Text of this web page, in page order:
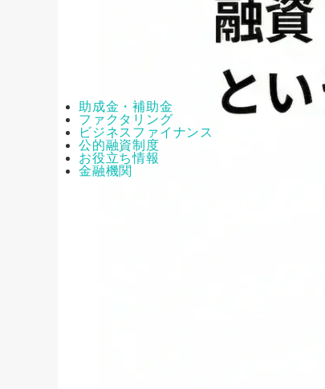
助成金・補助金
ファクタリング
ビジネスファイナンス
公的融資制度
お役立ち情報
金融機関